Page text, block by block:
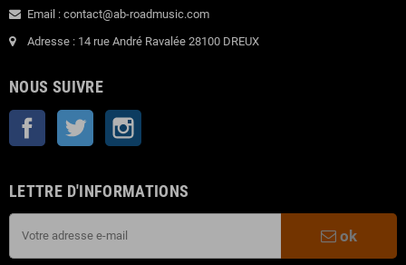
Email : contact@ab-roadmusic.com
Adresse : 14 rue André Ravalée 28100 DREUX
NOUS SUIVRE
Facebook Twitter
LETTRE D'INFORMATIONS
ok